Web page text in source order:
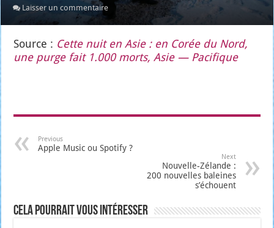
Laisser un commentaire
Source : Cette nuit en Asie : en Corée du Nord,
une purge fait 1.000 morts, Asie — Paci­fique
Previous
Apple Music ou Spotify ?
Next
Nouvelle-Zélande :
200 nouvelles baleines
s’échouent
Cela pourrait vous intéresser